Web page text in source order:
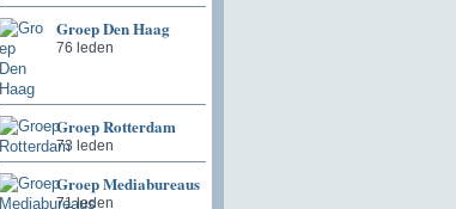
Groep Den Haag
76 leden
Groep Rotterdam
73 leden
Groep Mediabureaus
71 leden